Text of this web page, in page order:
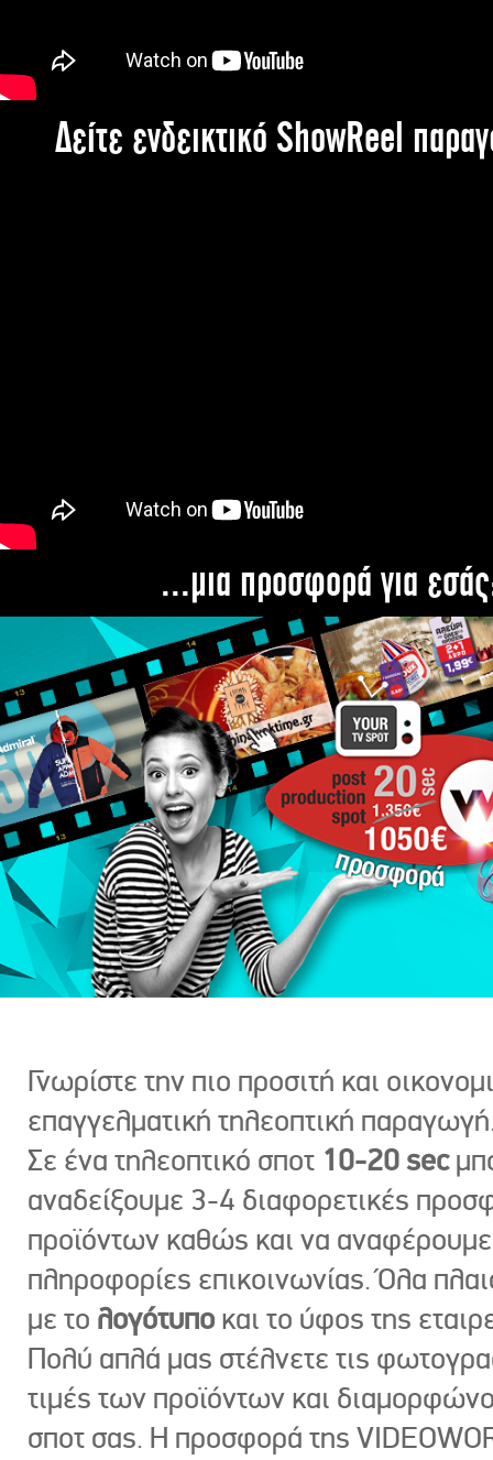
Δείτε ενδεικτικό ShowReel
...μια προσφορά για
Γνωρίστε την πιο προσιτή και
επαγγελματική τηλεοπτική
Σε ένα τηλεοπτικό σποτ 10-20 sec
αναδείξουμε 3-4 διαφορετικές
προϊόντων καθώς και να
πληροφορίες επικοινωνίας. Όλα
με το λογότυπο και το ύφος της
Πολύ απλά μας στέλνετε τις
τιμές των προϊόντων και
σποτ σας. Η προσφορά της